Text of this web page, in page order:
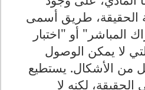
الحقيقة، طريق أسمى
المباشر" أو "اختبار
لا يمكن الوصول
من الأشكال. يستطيع
لكنه لا